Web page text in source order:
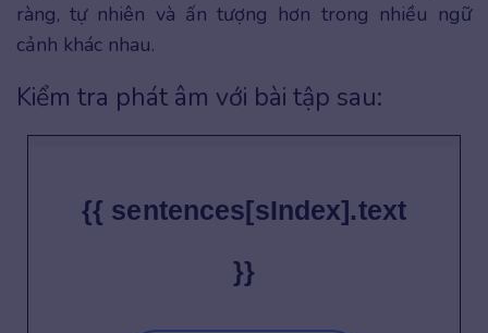
ràng, tự nhiên và ấn tượng hơn trong nhiều ngữ
cảnh khác nhau.
Kiểm tra phát âm với bài tập sau:
{{ sentences[sIndex].text
}}